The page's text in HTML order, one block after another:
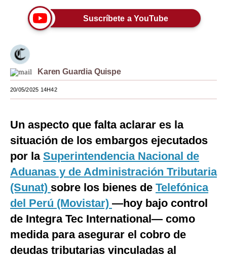
Moda
Estilos
Mundo
EEUU
México
Internacional
Tecnología
Club del Suscriptor
Mix
G de Gestión
Notas Contratadas
Podcast
Suscríbete a YouTube
Karen Guardia Quispe
20/05/2025 14H42
Un aspecto que falta aclarar es la
situación de los embargos ejecutados
por la Superintendencia Nacional de
Aduanas y de Administración Tributaria
(Sunat) sobre los bienes de Telefónica
del Perú (Movistar) —hoy bajo control
de Integra Tec International— como
medida para asegurar el cobro de
deudas tributarias vinculadas al